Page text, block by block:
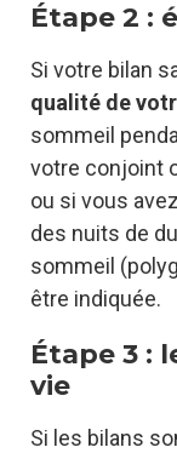
Étape 2 :
Si votre bilan
qualité de
sommeil
votre conjoint
ou si vous
des nuits de
sommeil
être indiquée.
Étape 3 :
vie
Si les bilans